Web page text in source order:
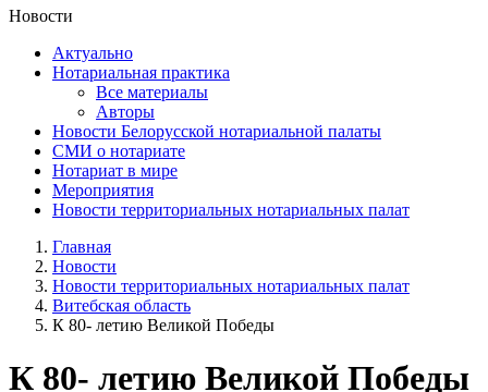
Новости
Актуально
Нотариальная практика
Все материалы
Авторы
Новости Белорусской нотариальной палаты
СМИ о нотариате
Нотариат в мире
Мероприятия
Новости территориальных нотариальных палат
Главная
Новости
Новости территориальных нотариальных палат
Витебская область
К 80- летию Великой Победы
К 80- летию Великой Победы